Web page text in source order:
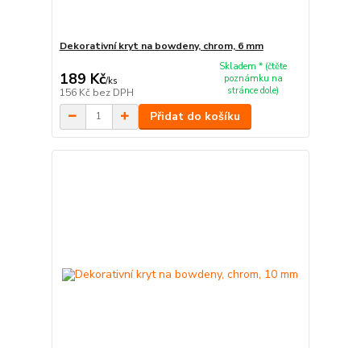
Dekorativní kryt na bowdeny, chrom, 6 mm
189 Kč/ks
156 Kč bez DPH
Skladem * (čtěte
poznámku na
stránce dole)
Přidat do košíku